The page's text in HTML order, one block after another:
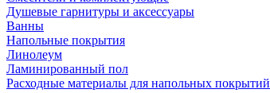
Душевые гарнитуры и аксессуары
Ванны
Напольные покрытия
Линолеум
Ламинированный пол
Расходные материалы для напольных покрытий